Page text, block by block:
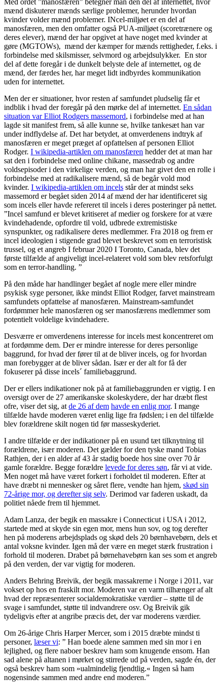
Med ordet ”manosfæren” betegner man den del af internettet, hvor
mænd diskuterer mænds særlige problemer, herunder hvordan
kvinder volder mænd problemer. INcel-miljøet er en del af
manosfæren, men den omfatter også PUA-miljøet (scoretrænere og
deres elever), mænd der har opgivet at have noget med kvinder at
gøre (MGTOWs), mænd der kæmper for mænds rettigheder, f.eks. i
forbindelse med skilsmisser, selvmord og arbejdsulykker. En stor
del af dette foregår i de dunkelt belyste dele af internettet, og de
mænd, der færdes her, har meget lidt indbyrdes kommunikation
uden for internettet.
Men der er situationer, hvor resten af samfundet pludselig får et
indblik i hvad der foregår på den mørke del af internettet. En sådan
situation var Elliot Rodgers massemord, i forbindelse med at han
lagde sit manifest frem, så alle kunne se, hvilke tankesæt han var
under indflydelse af. Det har betydet, at omverdenens indtryk af
manosfæren er meget præget af opfattelsen af personen Elliot
Rodger. I wikipedia-artiklen om manosfæren hedder det at man har
sat den i forbindelse med online chikane, massedrab og andre
voldsepisoder i den virkelige verden, og man har givet den en rolle i
forbindelse med at radikalisere mænd, så de begår vold mod
kvinder. I wikipedia-artiklen om incels står der at mindst seks
massemord er begået siden 2014 af mænd der har identificeret sig
som incels eller havde refereret til incels i deres posteringer på nettet.
”Incel samfund er blevet kritiseret af medier og forskere for at være
kvindehadende, opfordre til vold, udbrede extremistiske
synspunkter, og radikalisere deres medlemmer. Fra 2018 og frem er
incel ideologien i stigende grad blevet beskrevet som en terroristisk
trussel, og et angreb I februar 2020 I Toronto, Canada, blev det
første tilfælde af angiveligt incel-relateret vold som blev retsforfulgt
som en terror-handling. ”
På den måde har handlinger begået af nogle mere eller mindre
psykisk syge personer, ikke mindst Elliot Rodger, farvet mainstream
samfundets opfattelse af manosfæren. Mainstream-samfundet
fordømmer hele manosfæren og ser manosfærens medlemmer som
potentielt voldelige kvindehadere.
Desværre er omverdenens interesse for incels mest koncentreret om
at fordømme dem. Der er mindre interesse for deres personlige
baggrund, for hvad der fører til at de bliver incels, og for hvordan
man forebygger at de bliver sådan. Især er der alt for få der
fokuserer på disse incels´ familiebaggrund.
Der er ellers indikationer nok på at familiebaggrunden er vigtig. I en
oversigt over de 27 amerikanske skoleskydere, der har dræbt flest
ofre, viser det sig, atde 26 af dem havde en enlig mor. I mange
tilfælde havde moderen været enlig lige fra fødslen; i en del tilfælde
blev forældrene skilt nogen tid før masseskyderiet.
I andre tilfælde er der indikationer på en usund tæt tilknytning til
forældrene, især moderen. Det gælder for den tyske mand Tobias
Rathjen, der i en alder af 43 år stadig boede hos sine over 70 år
gamle forældre. Begge forældre levede for deres søn, får vi at vide.
Men noget må have været forkert i forholdet til moderen. Efter at
have dræbt ni mennesker og såret flere, vendte han hjem, skød sin
72-årige mor, og derefter sig selv. Derimod var faderen uskadt, da
politiet nåede frem til hjemmet.
Adam Lanza, der begik en massakre i Connecticut i USA i 2012,
startede med at skyde sin egen mor, mens hun sov, og tog derefter
hen på moderens arbejdsplads og skød dels 20 børnhavebørn, dels et
antal voksne kvinder. Igen må der være en meget stærk frustration i
forhold til moderen. Drabet på børnehavebørn kan ses som et angreb
på den verden, der var vigtig for moderen.
Anders Behring Breivik, der begik massakrerne i Norge i 2011, var
vokset op hos en fraskilt mor. Moderen var en varm tilhænger af alt
hvad der repræsenterer socialdemokratiske værdier – støtte til de
svage i samfundet, støtte til indvandrere osv. Og Breivik gik
tydeligvis efter at angribe præcis det, der var moderens værdier.
Om 26-årige Chris Harper Mercer, som i 2015 dræbte mindst ti
personer, læser vi: ” Han boede alene sammen med sin mor i en
lejlighed, og flere naboer beskrev ham som knugende ensom. Han
sad alene på altanen i mørket og stirrede ud på verden, sagde én, der
også beskrev ham som »ualmindelig fjendtlig.« Ingen så ham
nogensinde sammen med andre end moderen.”